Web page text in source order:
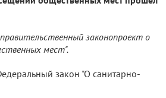
законопроект о
мест".
закон "О санитарно-